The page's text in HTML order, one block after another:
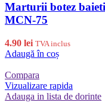
Marturii botez
MCN-75
4.90 lei TVA inclus
Adaugă în coș
Compara
Vizualizare rapida
Adauga in lista de dorinte